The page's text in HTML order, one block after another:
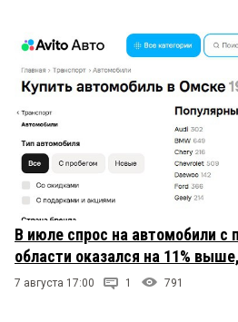
В июле спрос на автомобили с
области оказался на 11%
7 августа 17:00 1 791